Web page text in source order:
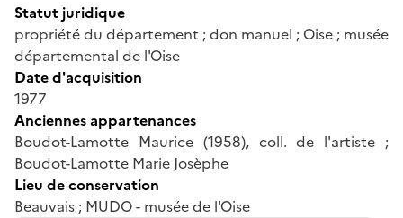
Statut juridique
propriété du département ; don manuel ; Oise ; musée
départemental de l'Oise
Date d'acquisition
1977
Anciennes appartenances
Boudot-Lamotte Maurice (1958), coll. de l'artiste ;
Boudot-Lamotte Marie Josèphe
Lieu de conservation
Beauvais ; MUDO - musée de l'Oise